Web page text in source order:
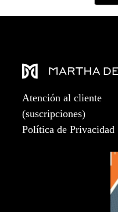
Atención al cliente
(suscripciones)
Política de Privacidad